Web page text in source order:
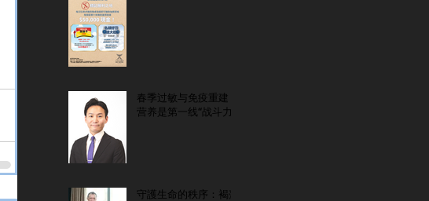
春季过敏与免疫重建：
营养是第一线“战斗力”
守護生命的秩序：褐藻